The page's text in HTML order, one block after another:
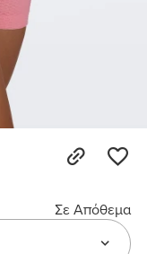
Σε Απόθεμα